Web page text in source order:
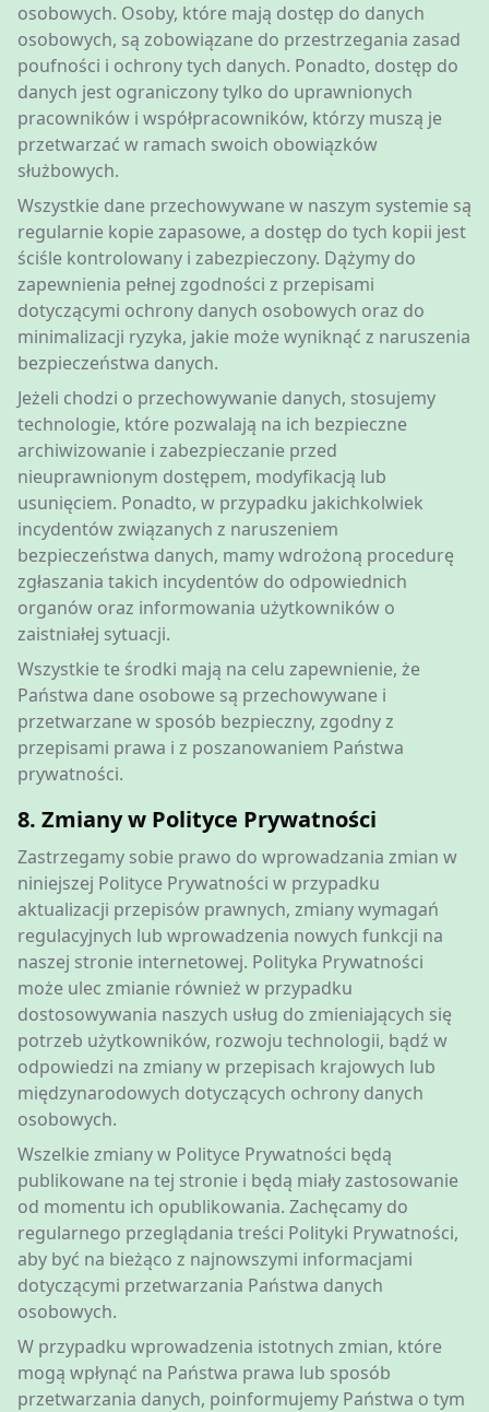
osobowych. Osoby, które mają dostęp do danych
osobowych, są zobowiązane do przestrzegania zasad
poufności i ochrony tych danych. Ponadto, dostęp do
danych jest ograniczony tylko do uprawnionych
pracowników i współpracowników, którzy muszą je
przetwarzać w ramach swoich obowiązków
służbowych.
Wszystkie dane przechowywane w naszym systemie są
regularnie kopie zapasowe, a dostęp do tych kopii jest
ściśle kontrolowany i zabezpieczony. Dążymy do
zapewnienia pełnej zgodności z przepisami
dotyczącymi ochrony danych osobowych oraz do
minimalizacji ryzyka, jakie może wyniknąć z naruszenia
bezpieczeństwa danych.
Jeżeli chodzi o przechowywanie danych, stosujemy
technologie, które pozwalają na ich bezpieczne
archiwizowanie i zabezpieczanie przed
nieuprawnionym dostępem, modyfikacją lub
usunięciem. Ponadto, w przypadku jakichkolwiek
incydentów związanych z naruszeniem
bezpieczeństwa danych, mamy wdrożoną procedurę
zgłaszania takich incydentów do odpowiednich
organów oraz informowania użytkowników o
zaistniałej sytuacji.
Wszystkie te środki mają na celu zapewnienie, że
Państwa dane osobowe są przechowywane i
przetwarzane w sposób bezpieczny, zgodny z
przepisami prawa i z poszanowaniem Państwa
prywatności.
8. Zmiany w Polityce Prywatności
Zastrzegamy sobie prawo do wprowadzania zmian w
niniejszej Polityce Prywatności w przypadku
aktualizacji przepisów prawnych, zmiany wymagań
regulacyjnych lub wprowadzenia nowych funkcji na
naszej stronie internetowej. Polityka Prywatności
może ulec zmianie również w przypadku
dostosowywania naszych usług do zmieniających się
potrzeb użytkowników, rozwoju technologii, bądź w
odpowiedzi na zmiany w przepisach krajowych lub
międzynarodowych dotyczących ochrony danych
osobowych.
Wszelkie zmiany w Polityce Prywatności będą
publikowane na tej stronie i będą miały zastosowanie
od momentu ich opublikowania. Zachęcamy do
regularnego przeglądania treści Polityki Prywatności,
aby być na bieżąco z najnowszymi informacjami
dotyczącymi przetwarzania Państwa danych
osobowych.
W przypadku wprowadzenia istotnych zmian, które
mogą wpłynąć na Państwa prawa lub sposób
przetwarzania danych, poinformujemy Państwa o tym